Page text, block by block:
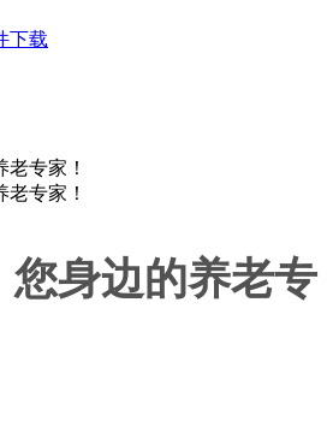
下载
您身边的养老专